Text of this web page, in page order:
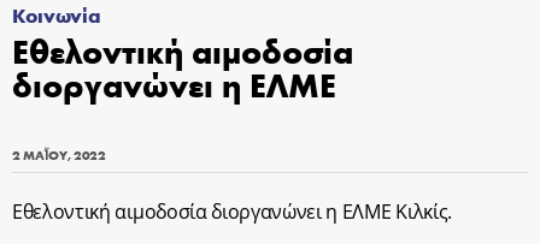
Κοινωνία
Εθελοντική αιμοδοσία
διοργανώνει η ΕΛΜΕ
2 ΜΑΪ́ΟΥ, 2022
Εθελοντική αιμοδοσία διοργανώνει η ΕΛΜΕ Κιλκίς.